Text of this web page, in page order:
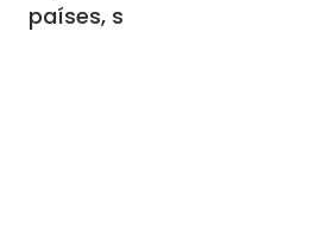
países, según su sitio oficial.